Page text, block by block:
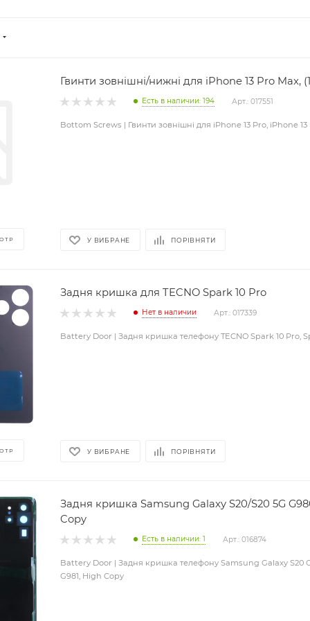
Гвинти зовнішні/нижні для iPhone 13 Pro Max,
Есть в наличии: 194 Арт.: 017551
Bottom Screws | Гвинти зовнішні для iPhone 13 Pro, iPhone 13
У ВИБРАНЕ ПОРІВНЯТИ
Задня кришка для TECNO Spark 10 Pro
Нет в наличии Арт.: 017339
Battery Door | Задня кришка телефону TECNO Spark 10 Pro,
У ВИБРАНЕ ПОРІВНЯТИ
Задня кришка Samsung Galaxy S20/S20 5G
Copy
Есть в наличии: 1 Арт.: 016874
Battery Door | Задня кришка телефону Samsung Galaxy S20
G981, High Copy